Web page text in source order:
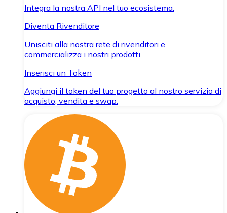
Integra la nostra API nel tuo ecosistema.
Diventa Rivenditore
Unisciti alla nostra rete di rivenditori e
commercializza i nostri prodotti.
Inserisci un Token
Aggiungi il token del tuo progetto al nostro servizio di
acquisto, vendita e swap.